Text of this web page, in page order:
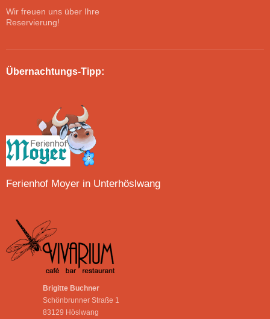
Wir freuen uns über Ihre
Reservierung!
Übernachtungs-Tipp:
Ferienhof Moyer in Unterhöslwang
Brigitte Buchner
Schönbrunner Straße 1
83129 Höslwang